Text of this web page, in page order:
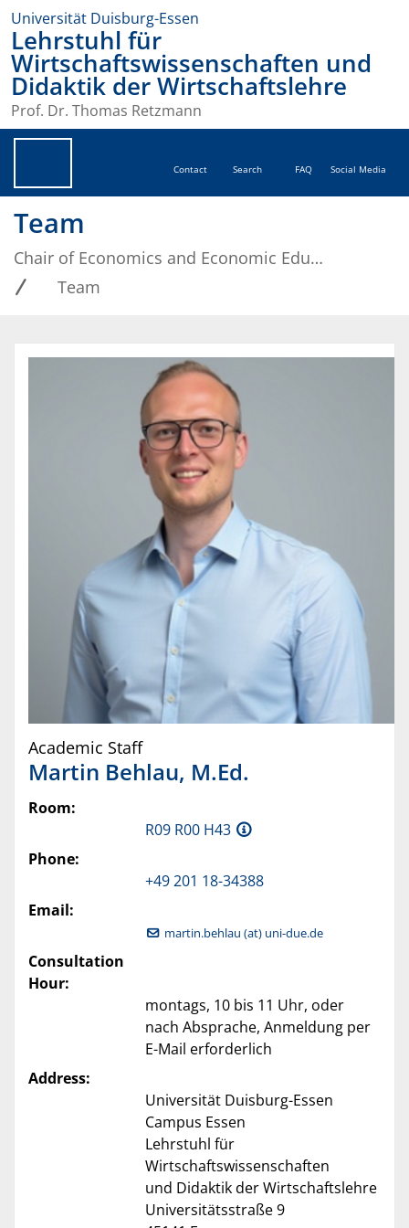
Universität Duisburg-Essen
Lehrstuhl für
Wirtschaftswissenschaften und
Didaktik der Wirtschaftslehre
Prof. Dr. Thomas Retzmann
Contact Search FAQ Social Media
Team
Chair of Economics and Economic Education
Team
Academic Staff
Martin Behlau, M.Ed.
Room:
R09 R00 H43
Phone:
+49 201 18-34388
Email:
martin.behlau (at) uni-due.de
Consultation
Hour:
montags, 10 bis 11 Uhr, oder
nach Absprache, Anmeldung per
E-Mail erforderlich
Address:
Universität Duisburg-Essen
Campus Essen
Lehrstuhl für
Wirtschaftswissenschaften
und Didaktik der Wirtschaftslehre
Universitätsstraße 9